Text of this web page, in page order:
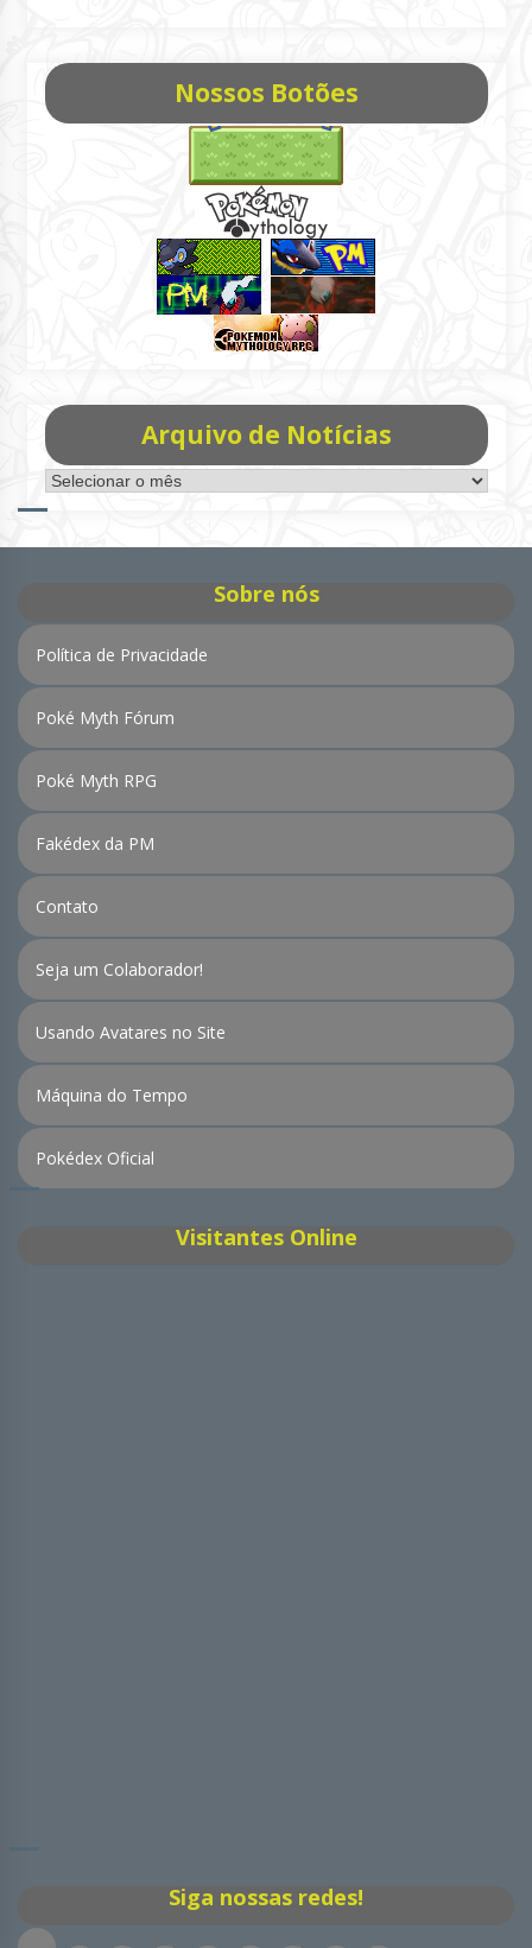
Nossos Botões
Arquivo de Notícias
Arquivo
de
Sobre nós
Política de Privacidade
Poké Myth Fórum
Poké Myth RPG
Fakédex da PM
Contato
Seja um Colaborador!
Usando Avatares no Site
Máquina do Tempo
Pokédex Oficial
Visitantes Online
Siga nossas redes!